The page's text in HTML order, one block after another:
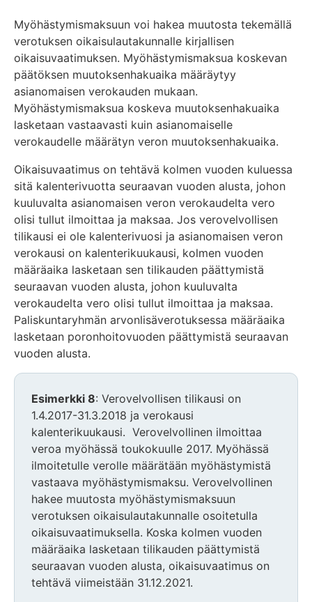
Myöhästymismaksuun voi hakea muutosta tekemällä
verotuksen oikaisulautakunnalle kirjallisen
oikaisuvaatimuksen. Myöhästymismaksua koskevan
päätöksen muutoksenhakuaika määräytyy
asianomaisen verokauden mukaan.
Myöhästymismaksua koskeva muutoksenhakuaika
lasketaan vastaavasti kuin asianomaiselle
verokaudelle määrätyn veron muutoksenhakuaika.
Oikaisuvaatimus on tehtävä kolmen vuoden kuluessa
sitä kalenterivuotta seuraavan vuoden alusta, johon
kuuluvalta asianomaisen veron verokaudelta vero
olisi tullut ilmoittaa ja maksaa. Jos verovelvollisen
tilikausi ei ole kalenterivuosi ja asianomaisen veron
verokausi on kalenterikuukausi, kolmen vuoden
määräaika lasketaan sen tilikauden päättymistä
seuraavan vuoden alusta, johon kuuluvalta
verokaudelta vero olisi tullut ilmoittaa ja maksaa.
Paliskuntaryhmän arvonlisäverotuksessa määräaika
lasketaan poronhoitovuoden päättymistä seuraavan
vuoden alusta.
Esimerkki 8: Verovelvollisen tilikausi on
1.4.2017­-31.3.2018 ja verokausi
kalenterikuukausi. Verovelvollinen ilmoittaa
veroa myöhässä toukokuulle 2017. Myöhässä
ilmoitetulle verolle määrätään myöhästymistä
vastaava myöhästymismaksu. Verovelvollinen
hakee muutosta myöhästymismaksuun
verotuksen oikaisulautakunnalle osoitetulla
oikaisuvaatimuksella. Koska kolmen vuoden
määräaika lasketaan tilikauden päättymistä
seuraavan vuoden alusta, oikaisuvaatimus on
tehtävä viimeistään 31.12.2021.